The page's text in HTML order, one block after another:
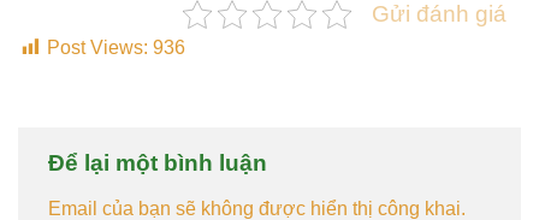
Gửi đánh giá
Post Views: 936
Để lại một bình luận
Email của bạn sẽ không được hiển thị công khai.